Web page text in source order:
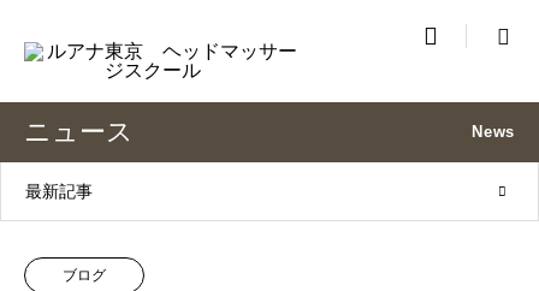

ニュース News
最新記事
ブログ